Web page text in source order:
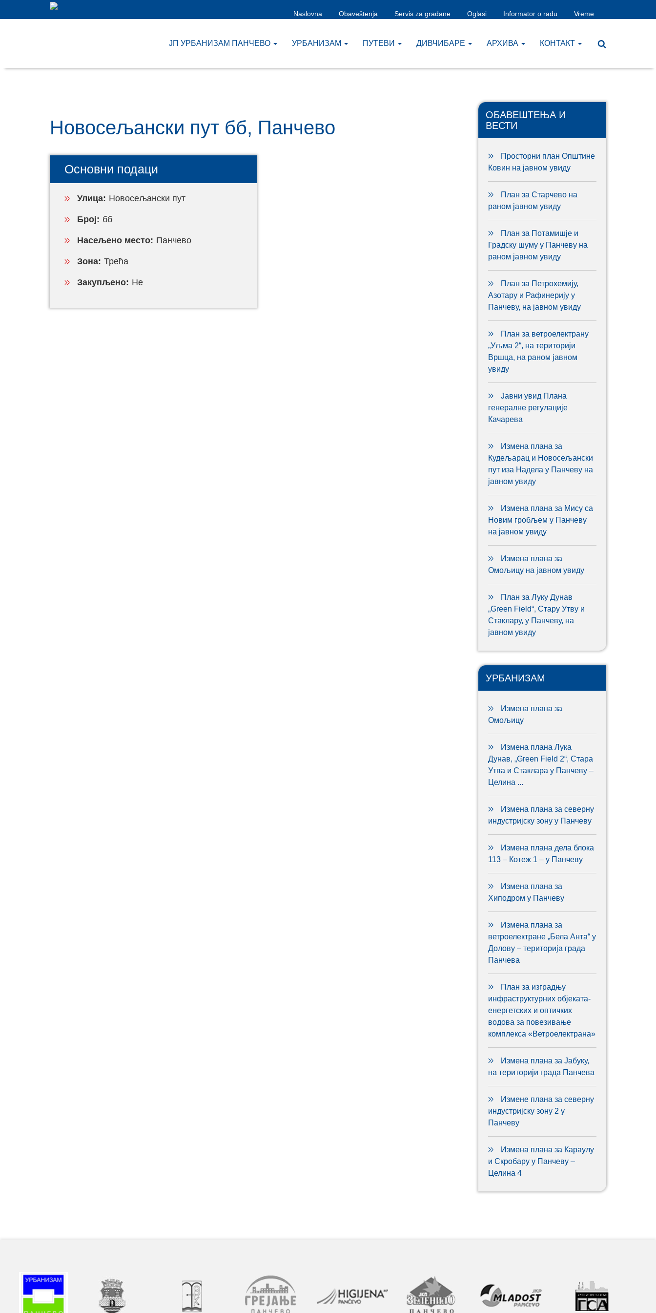
Naslovna Obaveštenja Servis za građane Oglasi Informator o radu Vreme
ЈП УРБАНИЗАМ ПАНЧЕВО УРБАНИЗАМ ПУТЕВИ ДИВЧИБАРЕ AРХИВА КОНТАКТ
Новосељански пут бб, Панчево
Основни подаци
Улица: Новосељански пут
Број: бб
Насељено место: Панчево
Зона: Трећа
Закупљено: Не
ОБАВЕШТЕЊА И
ВЕСТИ
Просторни план Општине
Ковин на јавном увиду
План за Старчево на
раном јавном увиду
План за Потамишје и
Градску шуму у Панчеву на
раном јавном увиду
План за Петрохемију,
Азотару и Рафинерију у
Панчеву, на јавном увиду
План за ветроелектрану
„Уљма 2“, на територији
Вршца, на раном јавном
увиду
Јавни увид Плана
генералне регулације
Качарева
Измена плана за
Кудељарац и Новосељански
пут иза Надела у Панчеву на
јавном увиду
Измена плана за Мису са
Новим гробљем у Панчеву
на јавном увиду
Измена плана за
Омољицу на јавном увиду
План за Луку Дунав
„Green Field“, Стару Утву и
Стаклару, у Панчеву, на
јавном увиду
УРБАНИЗАМ
Измена плана за
Омољицу
Измена плана Лука
Дунав, „Green Field 2“, Стара
Утва и Стаклара у Панчеву –
Целина ...
Измена плана за северну
индустријску зону у Панчеву
Измена плана дела блока
113 – Котеж 1 – у Панчеву
Измена плана за
Хиподром у Панчеву
Измена плана за
ветроелектране „Бела Анта“ у
Долову – територија града
Панчева
План за изградњу
инфраструктурних објеката-
енергетских и оптичких
водова за повезивање
комплекса «Ветроелектрана»
Измена плана за Јабуку,
на територији града Панчева
Измене плана за северну
индустријску зону 2 у
Панчеву
Измена плана за Караулу
и Скробару у Панчеву –
Целина 4